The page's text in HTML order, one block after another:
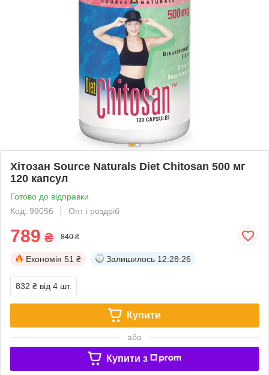
Хітозан Source Naturals Diet Chitosan 500 мг
120 капсул
Готово до відправки
Код: 99056
Опт і роздріб
789 ₴ 840 ₴
Економія 51 ₴ Залишилось 12:28:25
832 ₴ від 4 шт.
Купити
або
Купити з